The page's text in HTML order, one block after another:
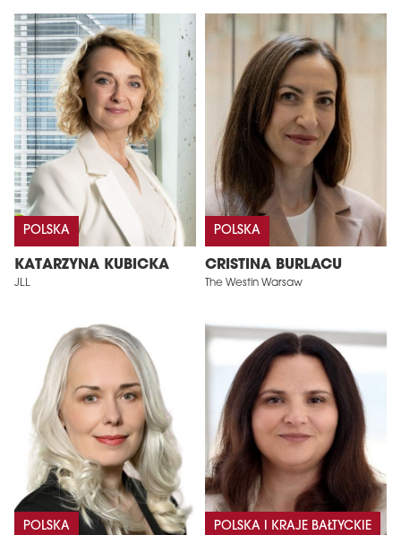
POLSKA
KATARZYNA KUBICKA
JLL
POLSKA
CRISTINA BURLACU
The Westin Warsaw
POLSKA POLSKA I KRAJE BAŁTYCKIE